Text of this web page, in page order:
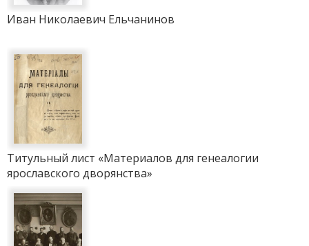
Иван Николаевич Ельчанинов
Титульный лист «Материалов для генеалогии
ярославского дворянства»